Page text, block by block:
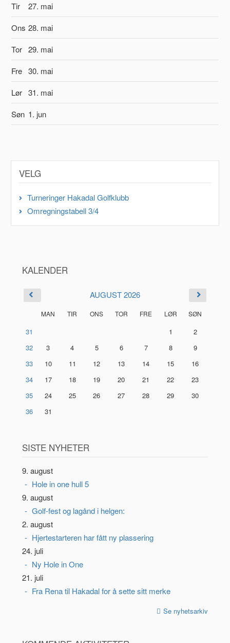
Tir
27. mai
Ons 28. mai
Tor 29. mai
Fre 30. mai
Lør 31. mai
Søn 1. jun
VELG
Turneringer Hakadal Golfklubb
Omregningstabell 3/4
KALENDER
AUGUST 2026
MAN TIR ONS TOR FRE LØR SØN
31 1
2
32
3 4 5 6 7 8
9
33
10 11 12 13 14 15
16
34
17 18 19 20 21 22
23
35
24 25 26 27 28 29
30
36
31
SISTE NYHETER
9. august
Hole in one hull 5
9. august
Golf-fest og lagånd i helgen:
2. august
Hjertestarteren har fått ny plassering
24. juli
Ny Hole in One
21. juli
Fra Rena til Hakadal for å sette sitt merke
Se nyhetsarkiv